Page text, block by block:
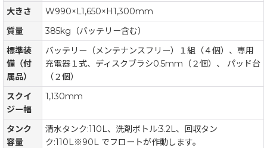
大きさ
W990×L1,650×H1,300mm
質量
385kg（バッテリー含む）
標準装
備（付
属品）
バッテリー（メンテナンスフリー）１組（４個）、専用
充電器１式、ディスクブラシ0.5mm（２個）、 パッド台
（２個）
スクイ
ジー幅
1,130mm
タンク
容量
清水タンク:110L、洗剤ボトル:3.2L、回収タン
ク:110L※90L でフロートが作動します。